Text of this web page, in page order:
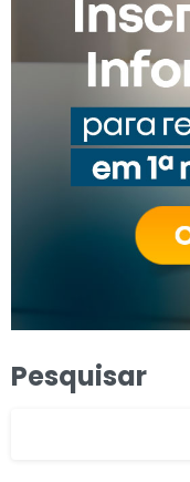
Pesquisar